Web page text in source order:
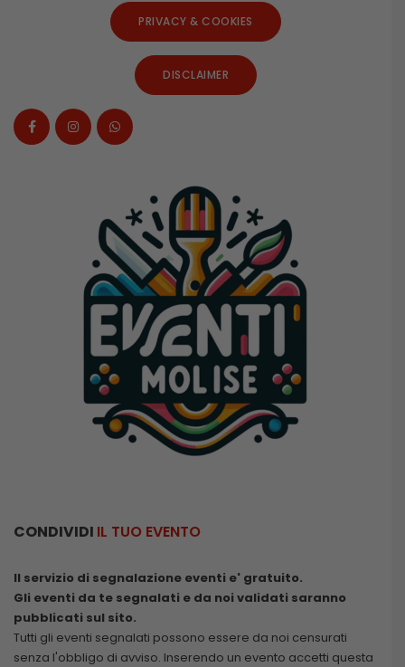
PRIVACY & COOKIES
DISCLAIMER
CONDIVIDI IL TUO EVENTO
Il servizio di segnalazione eventi e' gratuito.
Gli eventi da te segnalati e da noi validati saranno
pubblicati sul sito.
Tutti gli eventi segnalati possono essere da noi censurati
senza l'obbligo di avviso. Inserendo un evento accetti questa